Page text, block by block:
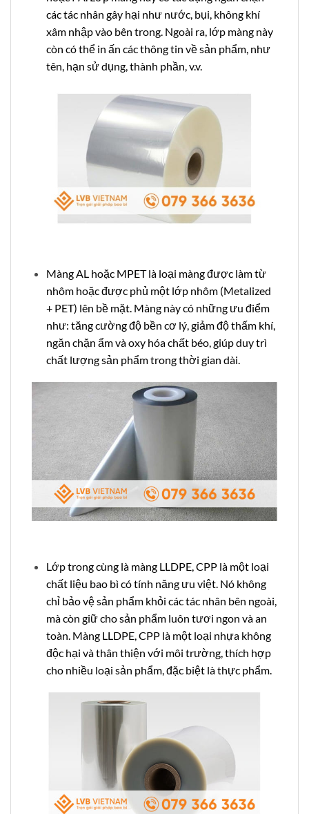
các tác nhân gây hại như nước, bụi, không khí
xâm nhập vào bên trong. Ngoài ra, lớp màng này
còn có thể in ấn các thông tin về sản phẩm, như
tên, hạn sử dụng, thành phần, v.v.
Màng AL hoặc MPET là loại màng được làm từ
nhôm hoặc được phủ một lớp nhôm (Metalized
+ PET) lên bề mặt. Màng này có những ưu điểm
như: tăng cường độ bền cơ lý, giảm độ thấm khí,
ngăn chặn ẩm và oxy hóa chất béo, giúp duy trì
chất lượng sản phẩm trong thời gian dài.
Lớp trong cùng là màng LLDPE, CPP là một loại
chất liệu bao bì có tính năng ưu việt. Nó không
chỉ bảo vệ sản phẩm khỏi các tác nhân bên ngoài,
mà còn giữ cho sản phẩm luôn tươi ngon và an
toàn. Màng LLDPE, CPP là một loại nhựa không
độc hại và thân thiện với môi trường, thích hợp
cho nhiều loại sản phẩm, đặc biệt là thực phẩm.